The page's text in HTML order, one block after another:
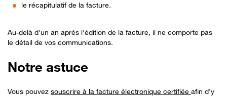
le récapitulatif de la facture.
Au-delà d'un an après l'édition de la facture, il ne comporte pas
le détail de vos communications.
Notre astuce
Vous pouvez souscrire à la facture électronique certifiée afin d’y